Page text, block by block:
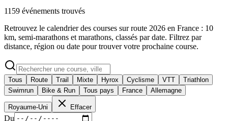
1159 événements trouvés
Retrouvez le calendrier des courses sur route 2026 en France : 10
km, semi-marathons et marathons, classés par date. Filtrez par
distance, région ou date pour trouver votre prochaine course.
Tous Route Trail Mixte Hyrox Cyclisme VTT
Triathlon
Swimrun
Bike & Run Tous pays France Allemagne
Royaume-Uni Effacer
Du